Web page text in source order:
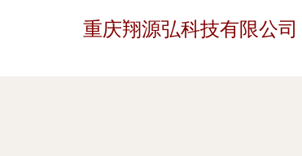
重庆翔源弘科技有限公司